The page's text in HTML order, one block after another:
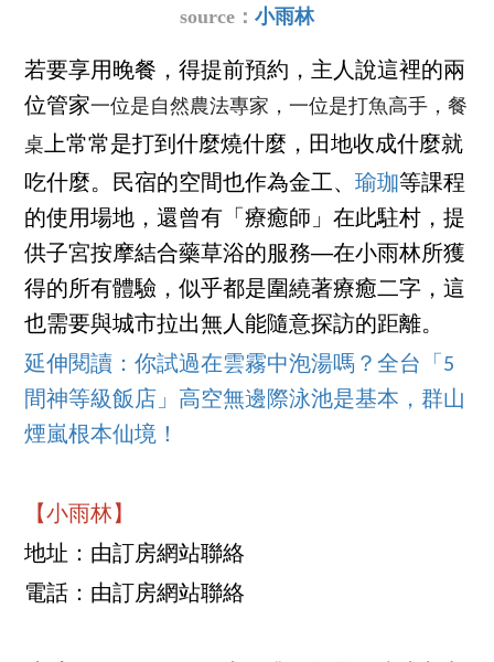
source： 小雨林
若要享用晚餐，得提前預約，主人說這裡的兩
位管家一位是自然農法專家，一位是打魚高手，餐
桌上常常是打到什麼燒什麼，田地收成什麼就
吃什麼。民宿的空間也作為金工、瑜珈等課程
的使用場地，還曾有「療癒師」在此駐村，提
供子宮按摩結合藥草浴的服務──在小雨林所獲
得的所有體驗，似乎都是圍繞著療癒二字，這
也需要與城市拉出無人能隨意探訪的距離。
延伸閱讀：你試過在雲霧中泡湯嗎？全台「5
間神等級飯店」高空無邊際泳池是基本，群山
煙嵐根本仙境！
【小雨林】
地址：由訂房網站聯絡
電話：由訂房網站聯絡